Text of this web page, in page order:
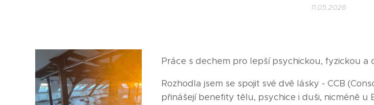
11.05.2026
Práce s dechem pro lepší psychickou, fyzickou a
Rozhodla jsem se spojit své dvě lásky - CCB
přinášejí benefity tělu, psychice i duši, nicméně